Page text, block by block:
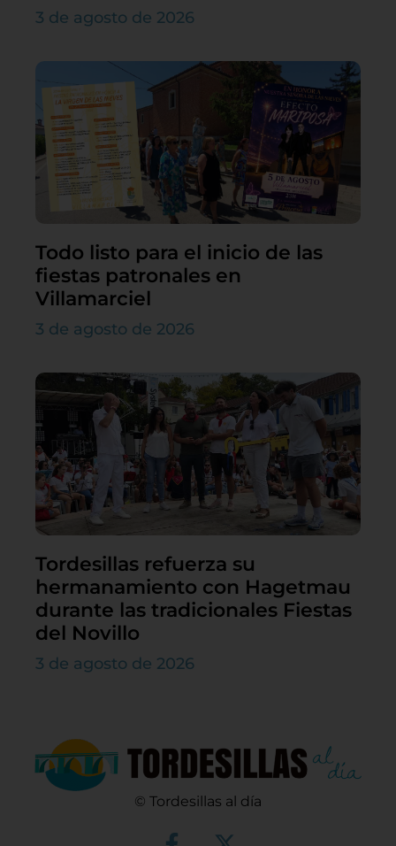
3 de agosto de 2026
Todo listo para el inicio de las
fiestas patronales en
Villamarciel
3 de agosto de 2026
Tordesillas refuerza su
hermanamiento con Hagetmau
durante las tradicionales Fiestas
del Novillo
3 de agosto de 2026
© Tordesillas al día